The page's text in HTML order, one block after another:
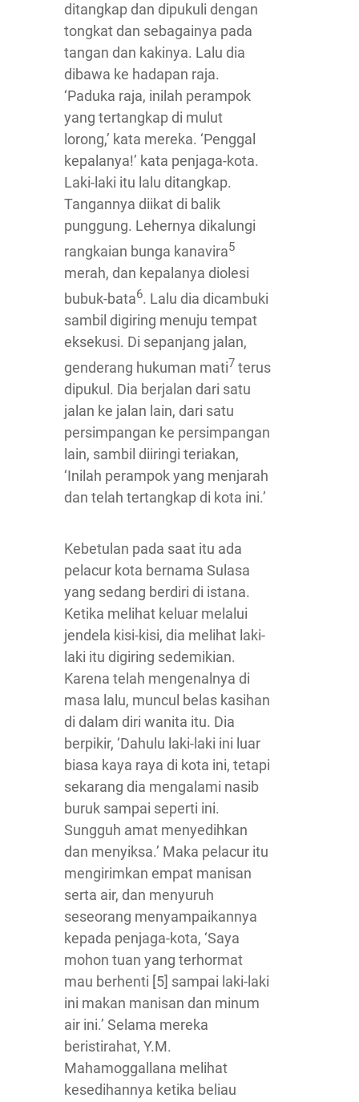
ditangkap dan dipukuli dengan
tongkat dan sebagainya pada
tangan dan kakinya. Lalu dia
dibawa ke hadapan raja.
‘Paduka raja, inilah perampok
yang tertangkap di mulut
lorong,’ kata mereka. ‘Penggal
kepalanya!’ kata penjaga-kota.
Laki-laki itu lalu ditangkap.
Tangannya diikat di balik
punggung. Lehernya dikalungi
rangkaian bunga kanavira5
merah, dan kepalanya diolesi
bubuk-bata6. Lalu dia dicambuki
sambil digiring menuju tempat
eksekusi. Di sepanjang jalan,
genderang hukuman mati7 terus
dipukul. Dia berjalan dari satu
jalan ke jalan lain, dari satu
persimpangan ke persimpangan
lain, sambil diiringi teriakan,
‘Inilah perampok yang menjarah
dan telah tertangkap di kota ini.’
Kebetulan pada saat itu ada
pelacur kota bernama Sulasa
yang sedang berdiri di istana.
Ketika melihat keluar melalui
jendela kisi-kisi, dia melihat laki-
laki itu digiring sedemikian.
Karena telah mengenalnya di
masa lalu, muncul belas kasihan
di dalam diri wanita itu. Dia
berpikir, ‘Dahulu laki-laki ini luar
biasa kaya raya di kota ini, tetapi
sekarang dia mengalami nasib
buruk sampai seperti ini.
Sungguh amat menyedihkan
dan menyiksa.’ Maka pelacur itu
mengirimkan empat manisan
serta air, dan menyuruh
seseorang menyampaikannya
kepada penjaga-kota, ‘Saya
mohon tuan yang terhormat
mau berhenti [5] sampai laki-laki
ini makan manisan dan minum
air ini.’ Selama mereka
beristirahat, Y.M.
Mahamoggallana melihat
kesedihannya ketika beliau